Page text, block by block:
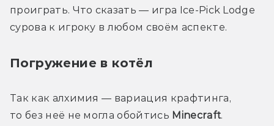
проиграть. Что сказать — игра Ice-Pick Lodge
сурова к игроку в любом своём аспекте.
Погружение в котёл
Так как алхимия — вариация крафтинга,
то без неё не могла обойтись Minecraft.